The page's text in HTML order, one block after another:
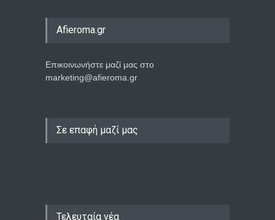
Afieroma.gr
Επικοινωνήστε μαζί μας στο
marketing@afieroma.gr
Σε επαφή μαζί μας
Τελευταία νέα